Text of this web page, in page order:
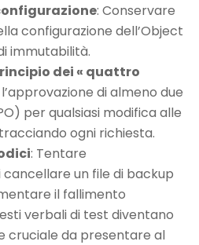
: Conservare
configurazione dell’Object
immutabilità.
dei « quattro
di almeno due
per qualsiasi modifica alle
ogni richiesta.
: Tentare
un file di backup
il fallimento
verbali di test diventano
cruciale da presentare al